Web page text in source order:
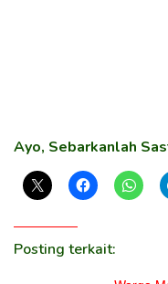
Ayo, Sebarkanlah
Posting terkait: